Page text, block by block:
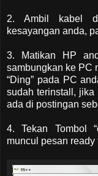
2. Ambil kabel
kesayangan anda,
3. Matikan HP
sambungkan ke PC
“Ding” pada PC
sudah terinstall,
ada di postingan
4. Tekan Tombol
muncul pesan ready